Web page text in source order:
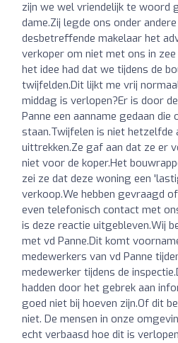
zijn we wel vriendelijk te woord
dame.Zij legde ons onder
desbetreffende makelaar het
verkoper om niet met ons in
het idee had dat we tijdens de
twijfelden.Dit lijkt me vrij
middag is verlopen?Er is door
Panne een aanname gedaan die
staan.Twijfelen is niet hetzelfde
uittrekken.Ze gaf aan dat ze er
niet voor de koper.Het
zei ze dat deze woning een
verkoop.We hebben gevraagd
even telefonisch contact met
is deze reactie uitgebleven.Wij
met vd Panne.Dit komt
medewerkers van vd Panne
medewerker tijdens de
hadden door het gebrek aan
goed niet bij hoeven zijn.Of dit
niet. De mensen in onze
echt verbaasd hoe dit is